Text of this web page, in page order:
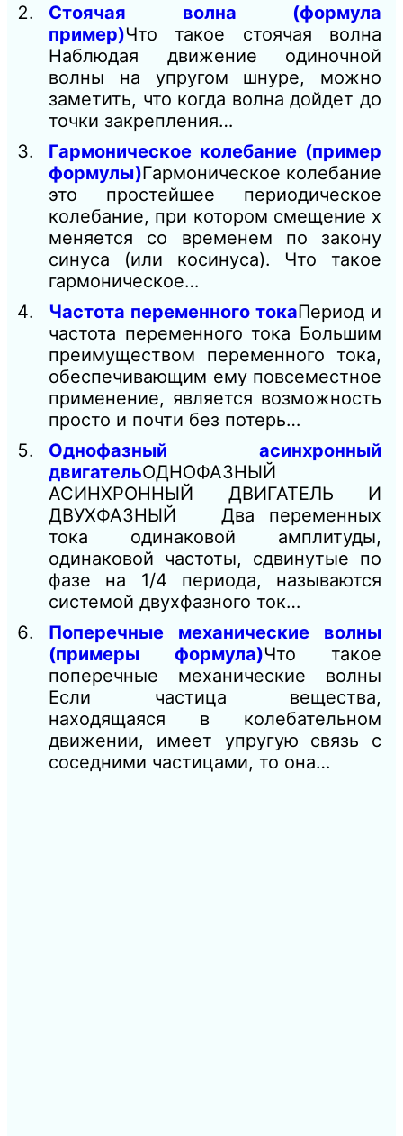
Стоячая волна (формула
пример)Что такое стоячая волна
Наблюдая движение одиночной
волны на упругом шнуре, можно
заметить, что когда волна дойдет до
точки закрепления…
Гармоническое колебание (пример
формулы)Гармоническое колебание
это простейшее периодическое
колебание, при котором смещение х
меняется со временем по закону
синуса (или косинуса). Что такое
гармоническое…
Частота переменного токаПериод и
частота переменного тока Большим
преимуществом переменного тока,
обеспечивающим ему повсеместное
применение, является возможность
просто и почти без потерь…
Однофазный асинхронный
двигательОДНОФАЗНЫЙ
АСИНХРОННЫЙ ДВИГАТЕЛЬ И
ДВУХФАЗНЫЙ Два переменных
тока одинаковой амплитуды,
одинаковой частоты, сдвинутые по
фазе на 1/4 периода, называются
системой двухфазного ток…
Поперечные механические волны
(примеры формула)Что такое
поперечные механические волны
Если частица вещества,
находящаяся в колебательном
движении, имеет упругую связь с
соседними частицами, то она…